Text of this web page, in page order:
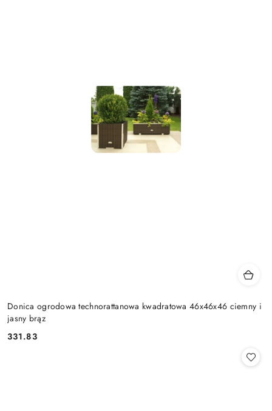
Donica ogrodowa technorattanowa kwadratowa 46x46x46 ciemny i
jasny brąz
Cena:
331.83